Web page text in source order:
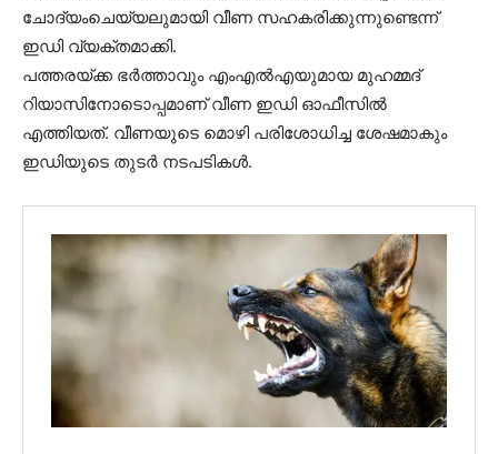
ചോദ്യംചെയ്യലുമായി വീണ സഹകരിക്കുന്നുണ്ടെന്ന്
ഇഡി വ്യക്തമാക്കി.
പത്തരയ്ക്ക ഭർത്താവും എംഎൽഎയുമായ മുഹമ്മദ്
റിയാസിനോടൊപ്പമാണ് വീണ ഇഡി ഓഫീസിൽ
എത്തിയത്. വീണയുടെ മൊഴി പരിശോധിച്ച ശേഷമാകും
ഇഡിയുടെ തുടർ നടപടികൾ.